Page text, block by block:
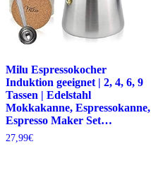
Milu Espressokocher
Induktion geeignet | 2, 4, 6, 9
Tassen | Edelstahl
Mokkakanne, Espressokanne,
Espresso Maker Set…
27,99€